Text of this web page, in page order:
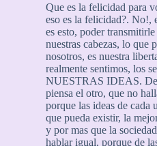
Que es la felicidad para
eso es la felicidad?. No!,
es esto, poder
nuestras cabezas, lo que
nosotros, es nuestra
realmente sentimos, los
NUESTRAS IDEAS. De
piensa el otro, que no
porque las ideas de cada
que pueda existir, la
y por mas que la
hablar igual, porque de